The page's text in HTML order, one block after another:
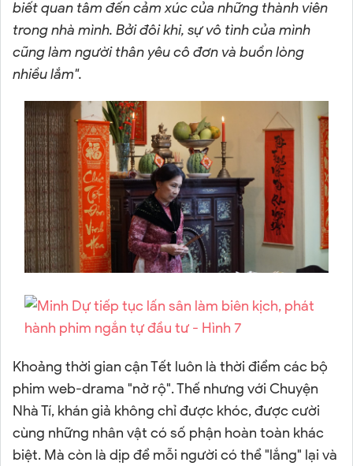
biết quan tâm đến cảm xúc của những thành viên
trong nhà mình. Bởi đôi khi, sự vô tình của mình
cũng làm người thân yêu cô đơn và buồn lòng
nhiều lắm".
Khoảng thời gian cận Tết luôn là thời điểm các bộ
phim web-drama "nở rộ". Thế nhưng với Chuyện
Nhà Tí, khán giả không chỉ được khóc, được cười
cùng những nhân vật có số phận hoàn toàn khác
biệt. Mà còn là dịp để mỗi người có thể "lắng" lại và